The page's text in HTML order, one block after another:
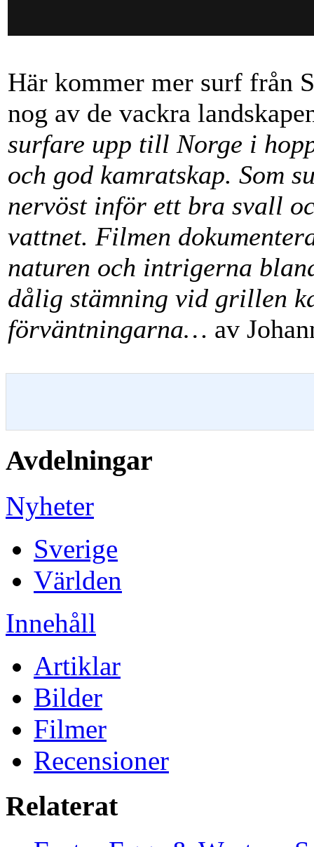
Här kommer mer surf från
nog av de vackra
surfare upp till Norge i
och god kamratskap. Som
nervöst inför ett bra svall
vattnet. Filmen
naturen och intrigerna
dålig stämning vid grillen
förväntningarna… av
Avdelningar
Nyheter
Sverige
Världen
Innehåll
Artiklar
Bilder
Filmer
Recensioner
Relaterat